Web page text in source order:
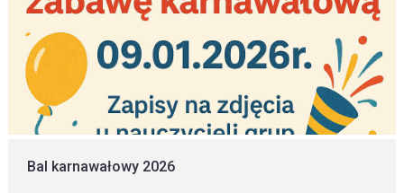
Bal karnawałowy 2026